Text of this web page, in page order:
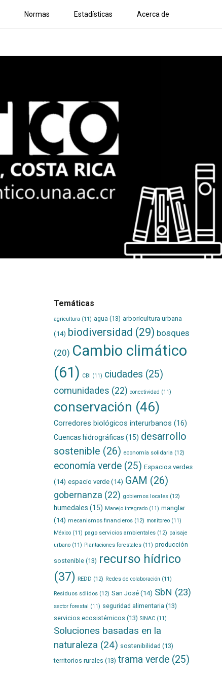
Normas Estadísticas Acerca de
Temáticas
agricultura (11) agua (13) arboricultura urbana
(14) biodiversidad (29) bosques
(20) Cambio climático
(61) CBI (11) ciudades (25)
comunidades (22) conectividad (11)
conservación (46)
Corredores biológicos interurbanos (16)
Cuencas hidrográficas (15) desarrollo
sostenible (26) economía solidaria (12)
economía verde(25) Espacios verdes
(14) espacio verde(14) GAM (26)
gobernanza (22) gobiernos locales(12)
humedales (15) Manejo integrado(11) manglar
(14) mecanismos financieros(12) monitoreo(11)
México(11) pago servicios ambientales(12) paisaje
urbano(11) Plantaciones forestales(11) producción
sostenible(13) recurso hídrico
(37) REDD (12) Redes de colaboración (11)
Residuos sólidos(12) San José(14) SbN (23)
sector forestal (11) seguridad alimentaria (13)
servicios ecosistémicos (13) SINAC(11)
Soluciones basadas en la
naturaleza (24) sostenibilidad (13)
territorios rurales (13) trama verde(25)